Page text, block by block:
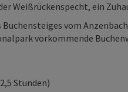
Weißrückenspecht, ein
vom
vorkommende
Stunden)